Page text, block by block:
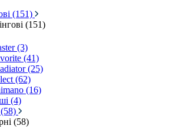
(151)
(151)
(3)
(41)
(25)
(62)
(16)
(4)
(58)